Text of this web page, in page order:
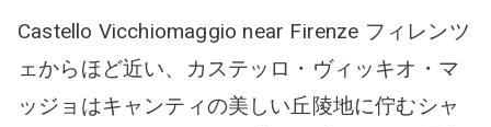
Castello Vicchiomaggio near Firenze フィレンツ
ェからほど近い、カステッロ・ヴィッキオ・マ
ッジョはキャンティの美しい丘陵地に佇むシャ